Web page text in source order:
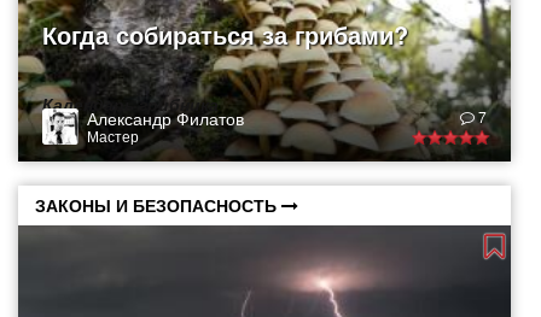
Когда собираться за грибами?
Календарь грибника
Александр Филатов
Мастер
7
ЗАКОНЫ И БЕЗОПАСНОСТЬ